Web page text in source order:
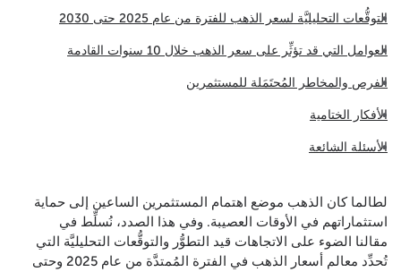
التوقُّعات التحليليَّة لسعر الذهب للفترة من عام 2025 حتى 2030
العوامل التي قد تؤثِّر على سعر الذهب خلال 10 سنوات القادمة
الفرص والمخاطر المُحتَمَلة للمستثمرين
الأفكار الختامية
الأسئلة الشائعة
لطالما كان الذهب موضع اهتمام المستثمرين الساعين إلى حماية
استثماراتهم في الأوقات العصيبة. وفي هذا الصدد، نُسلِّط في
مقالنا الضوء على الاتجاهات قيد التطوُّر والتوقُّعات التحليليَّة التي
تُحدِّد معالم أسعار الذهب في الفترة المُمتدَّة من عام 2025 وحتى